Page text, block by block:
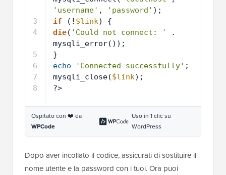
3
4
5
6
7
8
'username' , 'password' );
if
(! $link) {
die( 'Could not connect: '
.
mysqli_error());
}
echo
'Connected successfully' ;
mysqli_close($link);
?>
Ospitato con ❤️ da
WPCode
Uso in 1 clic su
WordPress
Dopo aver incollato il codice, assicurati di sostituire il
nome utente e la password con i tuoi. Ora puoi